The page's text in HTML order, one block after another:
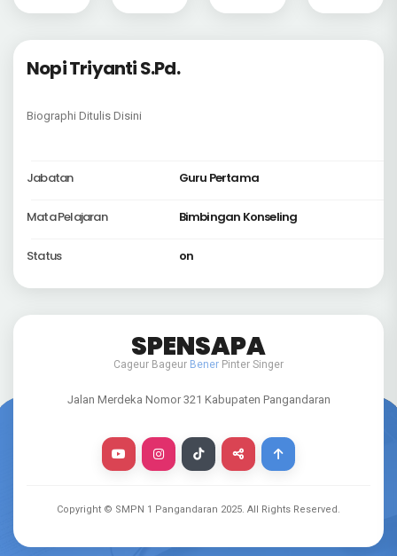
Nopi Triyanti S.Pd.
Biographi Ditulis Disini
Jabatan Guru Pertama
Mata Pelajaran Bimbingan Konseling
Status on
SPENSAPA
Cageur Bageur Bener Pinter Singer
Jalan Merdeka Nomor 321 Kabupaten Pangandaran
Copyright © SMPN 1 Pangandaran 2025. All Rights Reserved.